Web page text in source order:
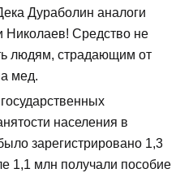
Дураболин аналоги
Николаев! Средство не
людям, страдающим от
мед.
населения в
зарегистрировано 1,3
1,1 млн получали пособие